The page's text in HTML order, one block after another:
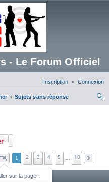
- Le Forum Officiel
Connexion
Inscription
Sujets sans réponse
sur la page :
1 2 3 4 5 10